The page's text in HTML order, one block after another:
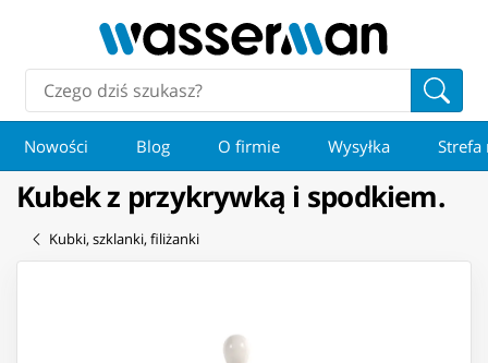
Nowości Blog O firmie Wysyłka Strefa
Kubek z przykrywką i spodkiem.
Kubki, szklanki, filiżanki